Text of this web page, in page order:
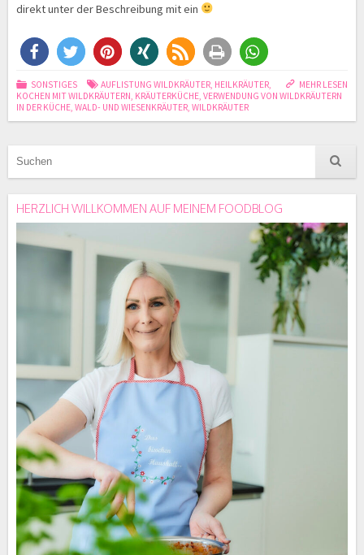
direkt unter der Beschreibung mit ein
MEHR LESEN
SONSTIGES AUFLISTUNG WILDKRÄUTER, HEILKRÄUTER,
KOCHEN MIT WILDKRÄUTERN, KRÄUTERKÜCHE, VERWENDUNG VON WILDKRÄUTERN
IN DER KÜCHE, WALD- UND WIESENKRÄUTER, WILDKRÄUTER
HERZLICH WILLKOMMEN AUF MEINEM FOODBLOG